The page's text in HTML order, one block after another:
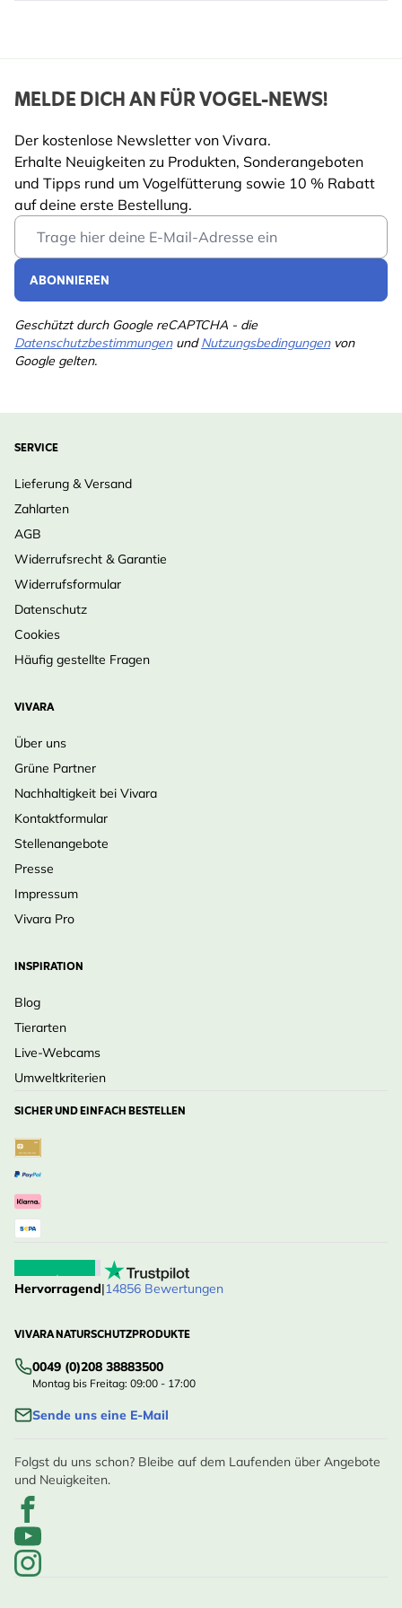
MELDE DICH AN FÜR VOGEL-NEWS!
Der kostenlose Newsletter von Vivara.
Erhalte Neuigkeiten zu Produkten, Sonderangeboten
und Tipps rund um Vogelfütterung sowie 10 % Rabatt
auf deine erste Bestellung.
Email Address
ABONNIEREN
Geschützt durch Google reCAPTCHA - die
DatenschutzbestimmungenundNutzungsbedingungenvon
Google gelten.
SERVICE
Lieferung & Versand
Zahlarten
AGB
Widerrufsrecht & Garantie
Widerrufsformular
Datenschutz
Cookies
Häufig gestellte Fragen
VIVARA
Über uns
Grüne Partner
Nachhaltigkeit bei Vivara
Kontaktformular
Stellenangebote
Presse
Impressum
Vivara Pro
INSPIRATION
Blog
Tierarten
Live-Webcams
Umweltkriterien
SICHER UND EINFACH BESTELLEN
Hervorragend|14856 Bewertungen
VIVARA NATURSCHUTZPRODUKTE
0049 (0)208 38883500
Montag bis Freitag: 09:00 - 17:00
Sende uns eine E-Mail
Folgst du uns schon? Bleibe auf dem Laufenden über Angebote
und Neuigkeiten.